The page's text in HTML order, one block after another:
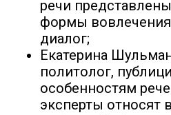
речи
формы вовлечения
диалог;
Екатерина
политолог,
особенностям
эксперты относят